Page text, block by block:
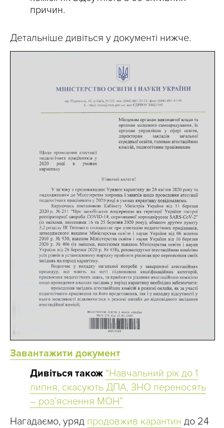
причин.
Детальніше дивіться у документі нижче.
Завантажити документ
Дивіться також “Навчальний рік до 1
липня, скасують ДПА, ЗНО переносять
– роз’яснення МОН”
Нагадаємо, уряд продовжив карантин до 24